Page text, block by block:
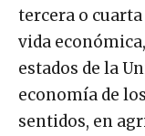
tercera o
vida
estados de la
economía de
sentidos, en